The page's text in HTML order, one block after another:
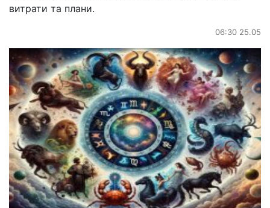
витрати та плани.
06:30 25.05